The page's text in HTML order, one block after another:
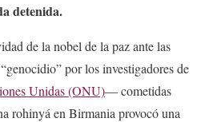
detenida.
de la nobel de la paz ante las
por los investigadores de
Unidas (ONU)— cometidas
rohinyá en Birmania provocó una